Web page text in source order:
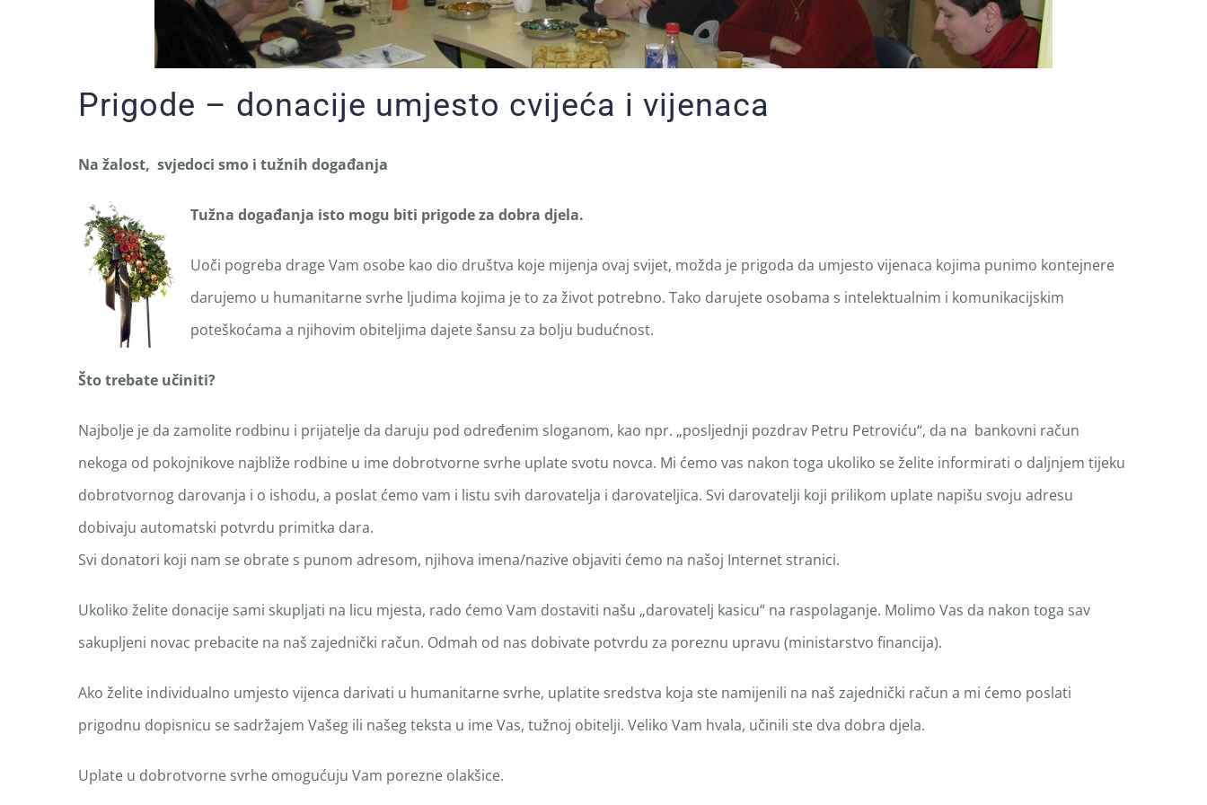
Prigode – donacije umjesto cvijeća i vijenaca
Na žalost, svjedoci smo i tužnih događanja
Tužna događanja isto mogu biti prigode za dobra djela.
Uoči pogreba drage Vam osobe kao dio društva koje mijenja ovaj svijet, možda je prigoda da umjesto vijenaca kojima punimo kontejnere
darujemo u humanitarne svrhe ljudima kojima je to za život potrebno. Tako darujete osobama s intelektualnim i komunikacijskim
poteškoćama a njihovim obiteljima dajete šansu za bolju budućnost.
Što trebate učiniti?
Najbolje je da zamolite rodbinu i prijatelje da daruju pod određenim sloganom, kao npr. „posljednji pozdrav Petru Petroviću“, da na bankovni račun
nekoga od pokojnikove najbliže rodbine u ime dobrotvorne svrhe uplate svotu novca. Mi ćemo vas nakon toga ukoliko se želite informirati o daljnjem tijeku
dobrotvornog darovanja i o ishodu, a poslat ćemo vam i listu svih darovatelja i darovateljica. Svi darovatelji koji prilikom uplate napišu svoju adresu
dobivaju automatski potvrdu primitka dara.
Svi donatori koji nam se obrate s punom adresom, njihova imena/nazive objaviti ćemo na našoj Internet stranici.
Ukoliko želite donacije sami skupljati na licu mjesta, rado ćemo Vam dostaviti našu „darovatelj kasicu“ na raspolaganje. Molimo Vas da nakon toga sav
sakupljeni novac prebacite na naš zajednički račun. Odmah od nas dobivate potvrdu za poreznu upravu (ministarstvo financija).
Ako želite individualno umjesto vijenca darivati u humanitarne svrhe, uplatite sredstva koja ste namijenili na naš zajednički račun a mi ćemo poslati
prigodnu dopisnicu se sadržajem Vašeg ili našeg teksta u ime Vas, tužnoj obitelji. Veliko Vam hvala, učinili ste dva dobra djela.
Uplate u dobrotvorne svrhe omogućuju Vam porezne olakšice.